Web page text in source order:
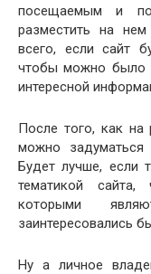
посещаемым и
разместить на
всего, если сайт
чтобы можно было
интересной
После того, как на
можно задуматься
Будет лучше, если
тематикой сайта,
которыми
заинтересовались
Ну а личное